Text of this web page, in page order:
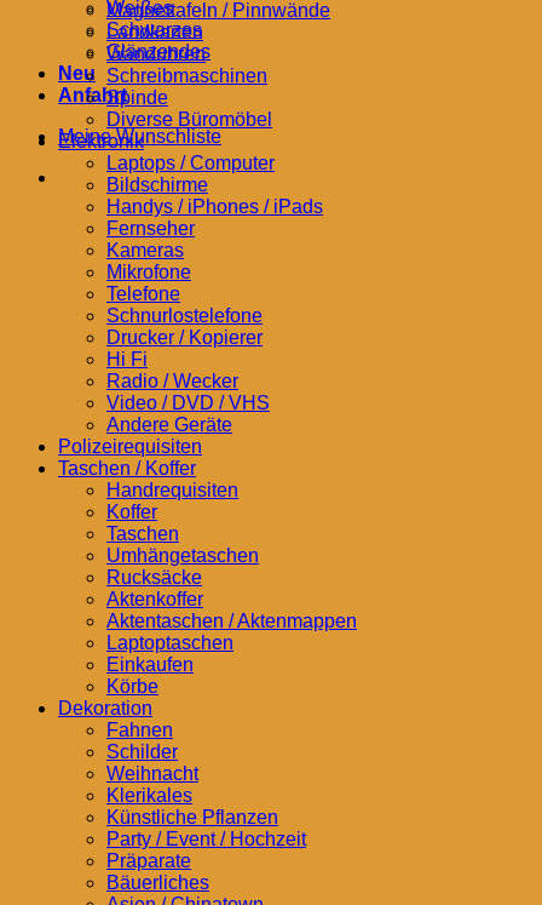
Weißes
Schwarzes
Glänzendes
Neu
Anfahrt
Meine Wunschliste
Magnettafeln / Pinnwände
Landkarten
Wanduhren
Schreibmaschinen
Spinde
Diverse Büromöbel
Elektronik
Laptops / Computer
Bildschirme
Handys / iPhones / iPads
Fernseher
Kameras
Mikrofone
Telefone
Schnurlostelefone
Drucker / Kopierer
Hi Fi
Radio / Wecker
Video / DVD / VHS
Andere Geräte
Polizeirequisiten
Taschen / Koffer
Handrequisiten
Koffer
Taschen
Umhängetaschen
Rucksäcke
Aktenkoffer
Aktentaschen / Aktenmappen
Laptoptaschen
Einkaufen
Körbe
Dekoration
Fahnen
Schilder
Weihnacht
Klerikales
Künstliche Pflanzen
Party / Event / Hochzeit
Präparate
Bäuerliches